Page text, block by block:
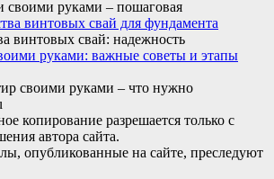
своими руками – пошаговая
винтовых свай для фундамента
винтовых свай: надежность
руками: важные советы и этапы
своими руками – что нужно
копирование разрешается только с
автора сайта.
опубликованные на сайте, преследуют